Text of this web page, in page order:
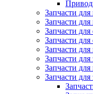
Запчасти
Запчасти для
Запчасти
Запчасти
Запчасти для
Запчасти
Запчасти
Запчасти для